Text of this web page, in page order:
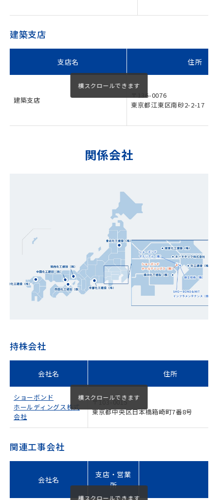
建築支店
支店名 住所
建築支店
〒136-0076
東京都江東区南砂2-2-17
関係会社
持株会社
会社名 住所
ショーボンド
ホールディングス株式
会社新しいウィンドウで開きます
〒103-0015
東京都中央区日本橋箱崎町7番8号
関連工事会社
会社名
支店・営業
所